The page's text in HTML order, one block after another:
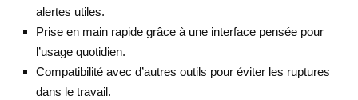
alertes utiles.
Prise en main rapide grâce à une interface pensée pour
l’usage quotidien.
Compatibilité avec d’autres outils pour éviter les ruptures
dans le travail.